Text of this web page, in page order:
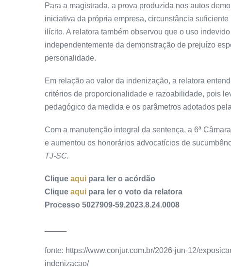
Para a magistrada, a prova produzida nos autos
iniciativa da própria empresa, circunstância
ilícito. A relatora também observou que o uso
independentemente da demonstração de prejuízo
personalidade.
Em relação ao valor da indenização, a relatora
critérios de proporcionalidade e razoabilidade, pois
pedagógico da medida e os parâmetros adotados
Com a manutenção integral da sentença, a 6ª
e aumentou os honorários advocatícios de
TJ-SC.
Clique aqui para ler o acórdão
Clique aqui para ler o voto da relatora
Processo 5027909-59.2023.8.24.0008
fonte: https://www.conjur.com.br/2026-jun-12/
indenizacao/